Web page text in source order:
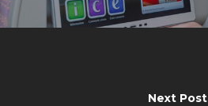
Next Post